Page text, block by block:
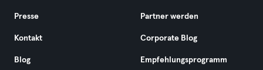
Presse
Kontakt
Blog
Partner werden
Corporate Blog
Empfehlungsprogramm